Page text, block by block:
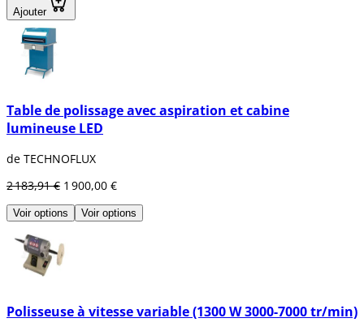
Ajouter
Table de polissage avec aspiration et cabine
lumineuse LED
de TECHNOFLUX
2 183,91 € 1 900,00 €
Voir options Voir options
Polisseuse à vitesse variable (1300 W 3000-7000 tr/min)